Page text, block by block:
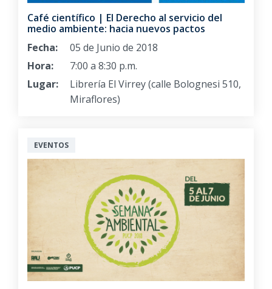
Café científico | El Derecho al servicio del
medio ambiente: hacia nuevos pactos
Fecha:
05 de Junio de 2018
Hora:
7:00 a 8:30 p.m.
Lugar:
Librería El Virrey (calle Bolognesi 510,
Miraflores)
EVENTOS